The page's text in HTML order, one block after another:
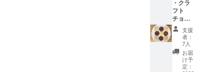
（サー
ビスが
存続す
る限
り） ・
お礼の
メール
・送料
込み
・クラ
フト
チョコ
レート2
枚
（チョ
コレー
トはこ
ちらが
支援
者：
7人
お届
け予
定：